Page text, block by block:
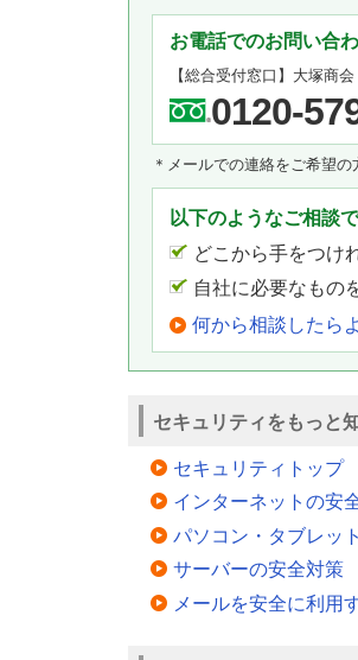
お電話でのお問い合
【総合受付窓口】 大塚商
0120-
＊メールでの連絡をご希望
以下のようなご相談
どこから手をつけ
自社に必要なもの
何から相談したら
セキュリティをもっと
セキュリティトップ
インターネットの安
パソコン・タブレッ
サーバーの安全対策
メールを安全に利用